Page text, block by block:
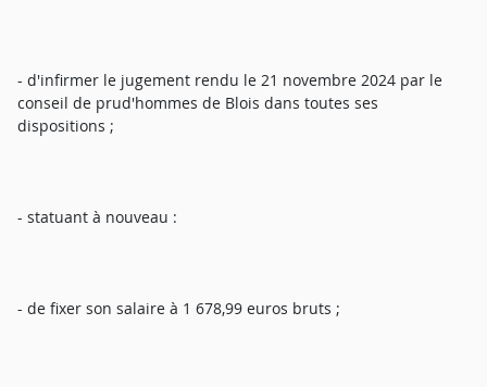
- d'infirmer le jugement rendu le 21 novembre 2024 par le
conseil de prud'hommes de Blois dans toutes ses
dispositions ;
- statuant à nouveau :
- de fixer son salaire à 1 678,99 euros bruts ;